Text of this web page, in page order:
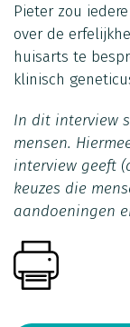
Pieter zou
over de
huisarts te
klinisch
In dit interview
mensen.
interview geeft
keuzes die
aandoeningen